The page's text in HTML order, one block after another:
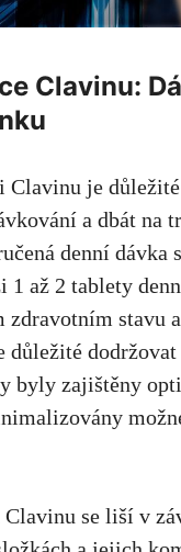
Clavinu:
Clavinu je
a dbát na
denní dávka
1 až 2 tablety
zdravotním stavu
důležité dodržovat
byly zajištěny
se liší v